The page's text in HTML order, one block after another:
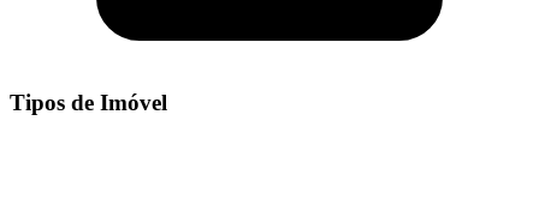
Tipos de Imóvel